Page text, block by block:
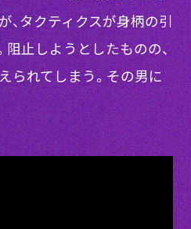
、タクティクスが身柄の引
止しようとしたものの、
られてしまう。その男に